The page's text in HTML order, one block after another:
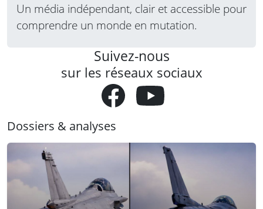
Un média indépendant, clair et accessible pour
comprendre un monde en mutation.
Suivez-nous
sur les réseaux sociaux
Dossiers & analyses